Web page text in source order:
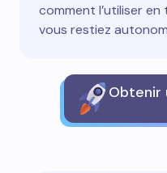
comment l’utiliser
vous restiez
Obtenir